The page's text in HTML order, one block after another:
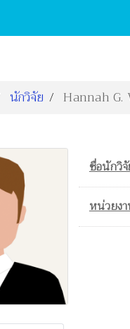
นักวิจัย Hannah
ชื่อนักวิ
หน่วยง